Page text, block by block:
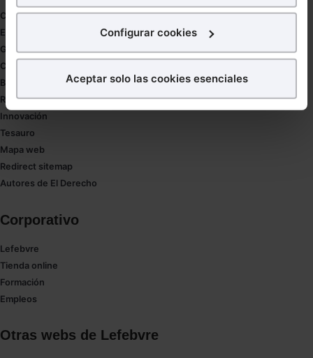
para poder mostrarte publicidad y contenidos de tu
¿Qué puedes hacer?
en la web sea óptima
seleccionar solo aquellas que quieras permitir en tu
Configurar cookies
Aceptar solo las cookies esenciales
Coronavirus
Estudio de salud abogacía
Gestión de despachos
Compliance
Buenas Prácticas Tributarias
RGPD
Innovación
Tesauro
Mapa web
Redirect sitemap
Autores de El Derecho
Corporativo
Lefebvre
Tienda online
Formación
Empleos
Otras webs de Lefebvre